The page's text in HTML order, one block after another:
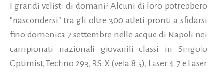
I grandi velisti di domani? Alcuni di loro potrebbero
"nascondersi" tra gli oltre 300 atleti pronti a sfidarsi
fino domenica 7 settembre nelle acque di Napoli nei
campionati nazionali giovanili classi in Singolo
Optimist, Techno 293, RS:X (vela 8.5), Laser 4.7 e Laser